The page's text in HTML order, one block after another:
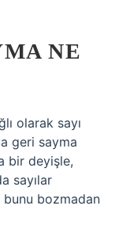
NE
olarak sayı
geri sayma
bir deyişle,
sayılar
bunu bozmadan